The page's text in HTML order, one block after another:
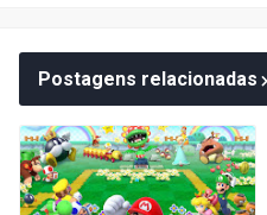
Postagens relacionadas